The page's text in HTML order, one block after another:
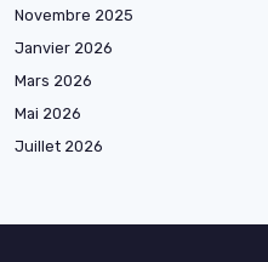
Novembre 2025
Janvier 2026
Mars 2026
Mai 2026
Juillet 2026